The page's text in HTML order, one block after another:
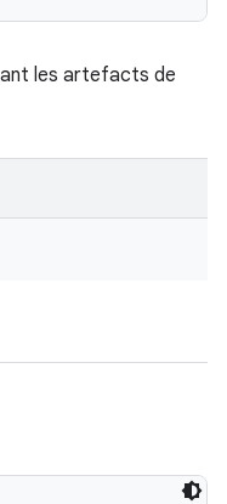
les artefacts de